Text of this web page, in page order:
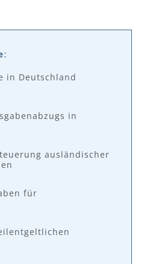
in Deutschland
in
ausländischer
für